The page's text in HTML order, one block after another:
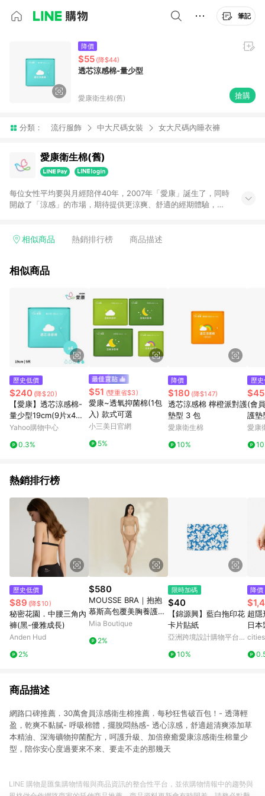
筆記
降價
$55 (降$44)
透芯涼感棉-量少型
愛康衛生棉(舊) 搶購
分類： 流行服飾 中大尺碼女裝 女大尺碼內睡衣褲
愛康衛生棉(舊)
每位女性平均要與月經陪伴40年，2007年「愛康」誕生了，同時
開啟了「涼感」的市場，期待提供更涼爽、舒適的經期體驗，陪
相似商品 熱銷排行榜 商品描述
相似商品
歷史低價
$240 (降$20)
【愛康】透芯涼感棉-
量少型19cm(9片x4包/
組)
Yahoo購物中心
0.3%
$51 (雙重省$3)
愛康~透氧抑菌棉(1包
入) 款式可選
小三美日官網
5%
降價
$180 (降$147)
透芯涼感棉 檸橙派對護
墊型 3 包
愛康衛生棉
10%
歷
$45
(會
護墊
愛康
熱銷排行榜
歷史低價
$89 (降$10)
秘密花園．中腰三角內
褲(黑-優雅成長)
Anden Hud
2%
$580
MOUSSE BRA｜抱抱
慕斯高包覆美胸養護無
痕無鋼圈內衣
Mia Boutique
2%
限時加碼
$40
【錦源興】藍白拖印花
卡片貼紙
亞洲跨境設計購物平台
10%
降價
超隱
日本
商品描述
網路口碑推薦．30萬會員涼感衛生棉推薦．每秒狂售破百包！- 透薄輕
盈，乾爽不黏膩- 呼吸棉體，擺脫悶熱感- 透心涼感，舒適超清爽添加草
本精油、深海礦物抑菌配方，呵護升級、加倍療癒愛康涼感衛生棉量少
型，陪你安心度過要來不來、要走不走的那幾天
LINE 購物是匯集購物情報與商品資訊的整合性平台，並依購物情報中的趨勢與